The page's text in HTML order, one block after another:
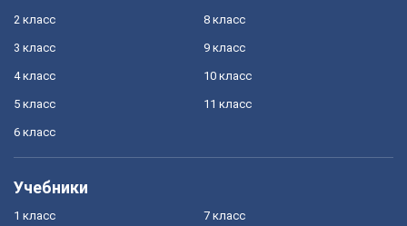
2 класс
3 класс
4 класс
5 класс
6 класс
8 класс
9 класс
10 класс
11 класс
Учебники
1 класс 7 класс